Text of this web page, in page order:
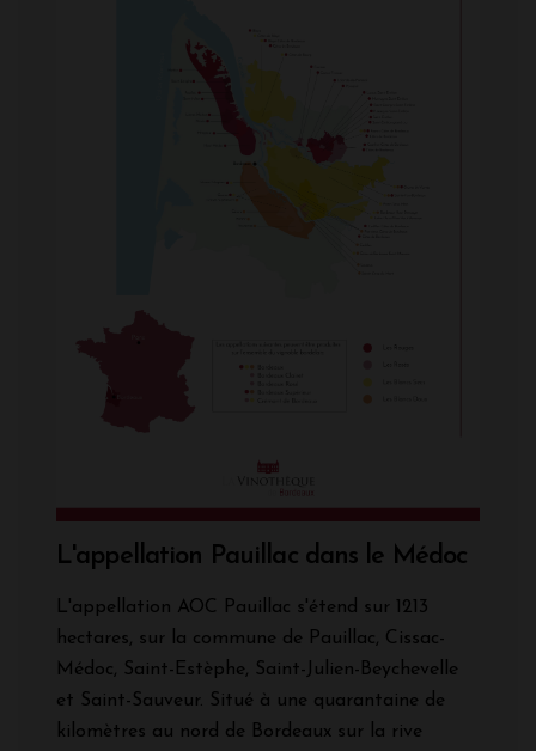
L'appellation Pauillac dans le Médoc
L'appellation AOC Pauillac s'étend sur 1213
hectares, sur la commune de Pauillac, Cissac-
Médoc, Saint-Estèphe, Saint-Julien-Beychevelle
et Saint-Sauveur. Situé à une quarantaine de
kilomètres au nord de Bordeaux sur la rive